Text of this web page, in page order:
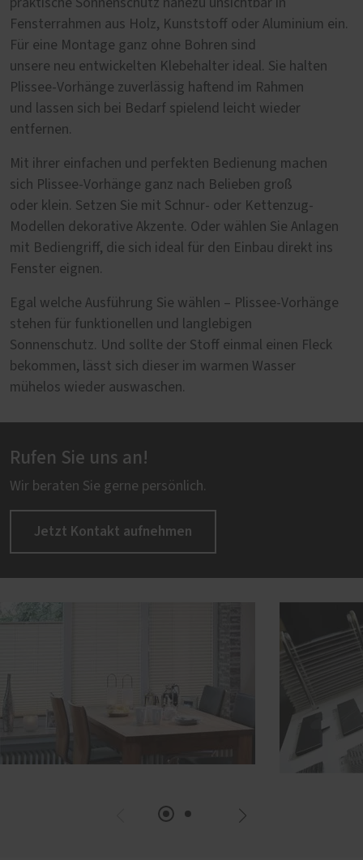
Fensterrahmen aus Holz, Kunststoff oder Aluminium ein.
Für eine Montage ganz ohne Bohren sind
unsere neu entwickelten Klebehalter ideal. Sie halten
Plissee-Vorhänge zuverlässig haftend im Rahmen
und lassen sich bei Bedarf spielend leicht wieder
entfernen.
Mit ihrer einfachen und perfekten Bedienung machen
sich Plissee-Vorhänge ganz nach Belieben groß
oder klein. Setzen Sie mit Schnur- oder Kettenzug-
Modellen dekorative Akzente. Oder wählen Sie Anlagen
mit Bediengriff, die sich ideal für den Einbau direkt ins
Fenster eignen.
Egal welche Ausführung Sie wählen – Plissee-Vorhänge
stehen für funktionellen und langlebigen
Sonnenschutz. Und sollte der Stoff einmal einen Fleck
bekommen, lässt sich dieser im warmen Wasser
mühelos wieder auswaschen.
Rufen Sie uns an!
Wir beraten Sie gerne persönlich.
Jetzt Kontakt aufnehmen